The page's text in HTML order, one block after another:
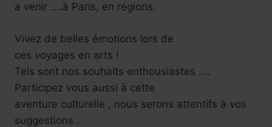
a venir ....à Paris, en régions.
Vivez de belles émotions lors de
ces voyages en arts !
Tels sont nos souhaits enthousiastes ....
Participez vous aussi à cette
aventure culturelle , nous serons attentifs à vos
suggestions .